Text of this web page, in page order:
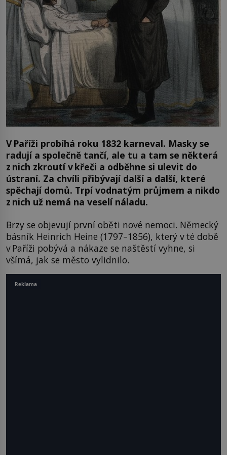
V Paříži probíhá roku 1832 karneval. Masky se
radují a společně tančí, ale tu a tam se některá
z nich zkroutí v křeči a odběhne si ulevit do
ústraní. Za chvíli přibývají další a další, které
spěchají domů. Trpí vodnatým průjmem a nikdo
z nich už nemá na veselí náladu.
Brzy se objevují první oběti nové nemoci. Německý
básník Heinrich Heine (1797–1856), který v té době
v Paříži pobývá a nákaze se naštěstí vyhne, si
všímá, jak se město vylidnilo.
Reklama